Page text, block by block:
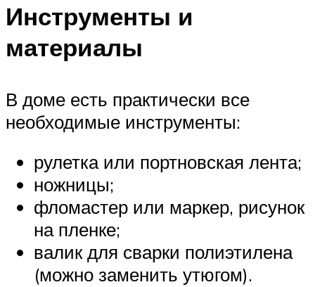
Инструменты и
материалы
В доме есть практически все
необходимые инструменты:
рулетка или портновская лента;
ножницы;
фломастер или маркер, рисунок
на пленке;
валик для сварки полиэтилена
(можно заменить утюгом).